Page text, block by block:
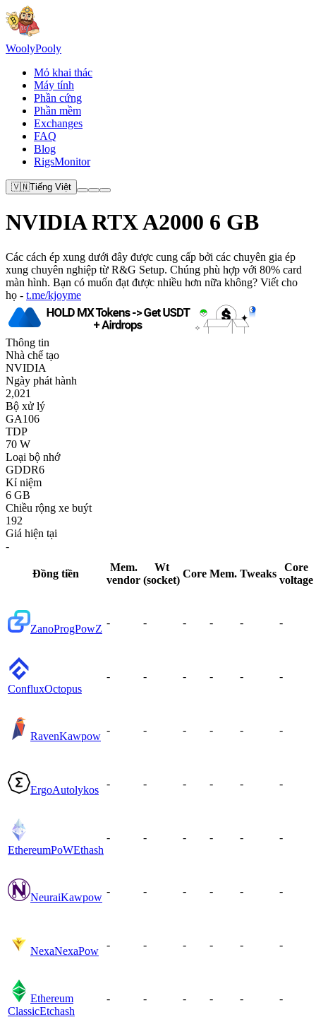
WoolyPooly
Mỏ khai thác
Máy tính
Phần cứng
Phần mềm
Exchanges
FAQ
Blog
RigsMonitor
🇻🇳Tiếng Việt
NVIDIA RTX A2000 6 GB
Các cách ép xung dưới đây được cung cấp bởi các chuyên gia ép
xung chuyên nghiệp từ R&G Setup. Chúng phù hợp với 80% card
màn hình. Bạn có muốn đạt được nhiều hơn nữa không? Viết cho
họ - t.me/kjoyme
Thông tin
Nhà chế tạo
NVIDIA
Ngày phát hành
2,021
Bộ xử lý
GA106
TDP
70 W
Loại bộ nhớ
GDDR6
Kỉ niệm
6 GB
Chiều rộng xe buýt
192
Giá hiện tại
-
Đồng tiền
Mem.
vendor
Wt
(socket)
Core Mem. Tweaks
Core
voltage
ZanoProgPowZ
- - - - - -
ConfluxOctopus
- - - - - -
RavenKawpow
- - - - - -
ErgoAutolykos
- - - - - -
EthereumPoWEthash
- - - - - -
NeuraiKawpow
- - - - - -
NexaNexaPow
- - - - - -
Ethereum
ClassicEtchash
- - - - - -